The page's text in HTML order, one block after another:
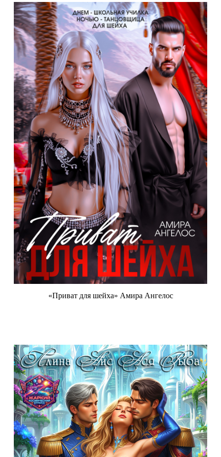
«Приват для шейха» Амира Ангелос